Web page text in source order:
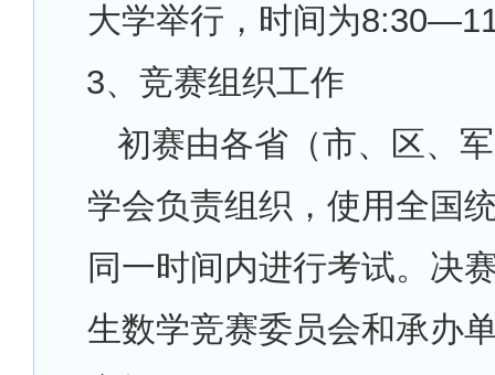
大学举行，时间为
3、竞赛组织工作
初赛由各省（市、区、
学会负责组织，使用全国
同一时间内进行考试。决
生数学竞赛委员会和承办